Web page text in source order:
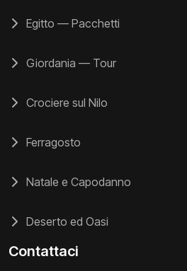
Egitto — Pacchetti
Giordania — Tour
Crociere sul Nilo
Ferragosto
Natale e Capodanno
Deserto ed Oasi
Contattaci